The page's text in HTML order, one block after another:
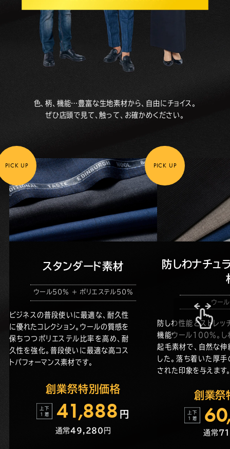
色、柄、機能…豊富な生地素材から、自由にチョイス。
ぜひ店頭で見て、触って、お確かめください。
スタンダード素材
ウール50% + ポリエステル50%
ビジネスの普段使いに最適な、耐久性
に優れたコレクション。ウールの質感を
保ちつつポリエステル比率を高め、耐
久性を強化。普段使いに最適な高コス
トパフォーマンス素材です。
創業祭特別価格
41,888 円
通常49,280 円
PICK UP
防しわナチュ
ウー
防しわ性能とストレ
機能ウール100%。し
起毛素材で、自然な伸
した。落ち着いた厚
された印象を与えます
創業祭
60
通常
PICK UP